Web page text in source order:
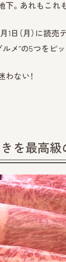
。あれもこれ
1日（月）に読
ルメ”の5つをピ
わない！
を最高